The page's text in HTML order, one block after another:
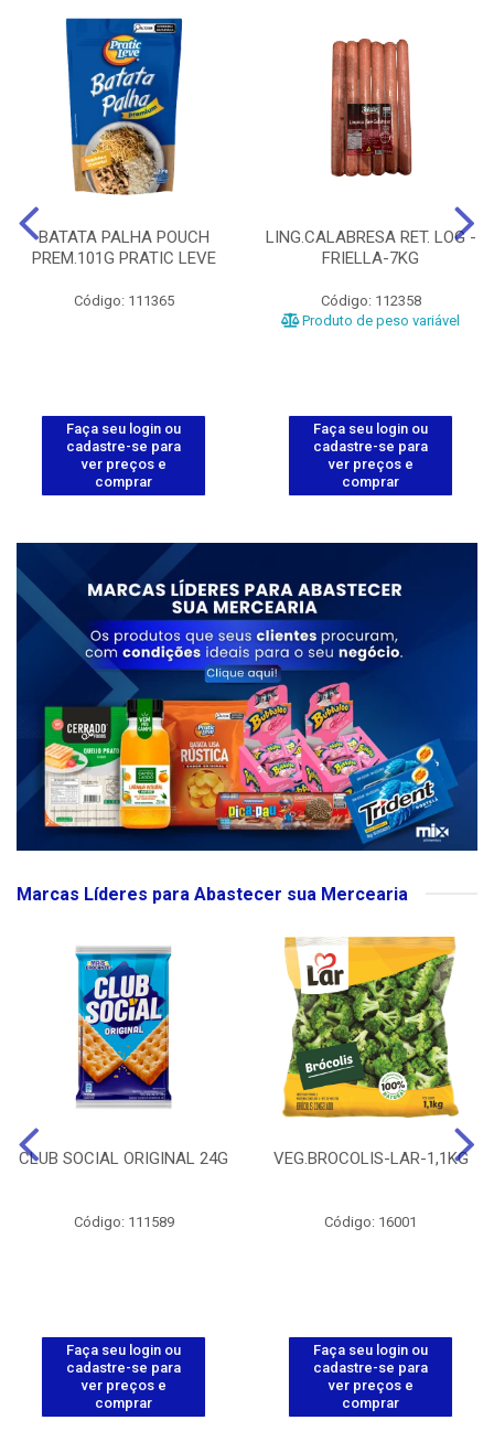
BATATA PALHA POUCH
PREM.101G PRATIC LEVE
Código: 111365
Faça seu login ou
cadastre-se para
ver preços e
comprar
LING.CALABRESA RET. LOG -
FRIELLA-7KG
Código: 112358
Produto de peso variável
Faça seu login ou
cadastre-se para
ver preços e
comprar
Marcas Líderes para Abastecer sua Mercearia
CLUB SOCIAL ORIGINAL 24G
Código: 111589
Faça seu login ou
cadastre-se para
ver preços e
comprar
VEG.BROCOLIS-LAR-1,1KG
Código: 16001
Faça seu login ou
cadastre-se para
ver preços e
comprar